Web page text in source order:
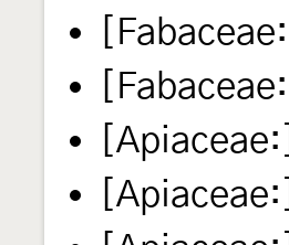
[Fabaceae:]
[Fabaceae:]
[Apiaceae:]
[Apiaceae:]